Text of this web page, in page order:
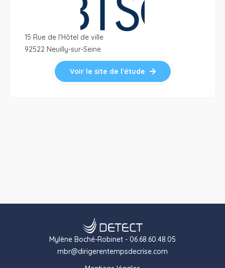
15 Rue de l'Hôtel de ville
92522 Neuilly-sur-Seine
Voir le site de l'étude
Mylène Boché-Robinet - 06.68.60.48.05
mbr@dirigerentempsdecrise.com